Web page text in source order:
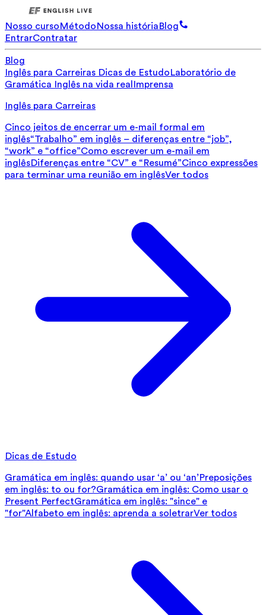
Nosso cursoMétodoNossa históriaBlog
EntrarContratar
Blog
Inglês para Carreiras Dicas de EstudoLaboratório de
Gramática Inglês na vida real Imprensa
Inglês para Carreiras
Cinco jeitos de encerrar um e-mail formal em
inglês“Trabalho” em inglês – diferenças entre “job”,
“work” e “office”Como escrever um e-mail em
inglêsDiferenças entre “CV” e “Resumé”Cinco expressões
para terminar uma reunião em inglêsVer todos
Dicas de Estudo
Gramática em inglês: quando usar ‘a’ ou ‘an’Preposições
em inglês: to ou for?Gramática em inglês: Como usar o
Present PerfectGramática em inglês: "since" e
"for"Alfabeto em inglês: aprenda a soletrarVer todos